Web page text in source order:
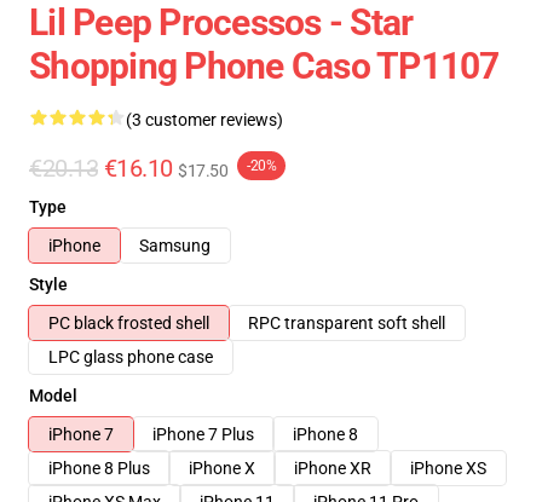
Lil Peep Processos - Star
Shopping Phone Caso TP1107
(3 customer reviews)
€20.13 €16.10 $17.50 -20%
Type
iPhone
Samsung
Style
PC black frosted shell
RPC transparent soft shell
LPC glass phone case
Model
iPhone 7
iPhone 7 Plus
iPhone 8
iPhone 8 Plus
iPhone X iPhone XR
iPhone XS